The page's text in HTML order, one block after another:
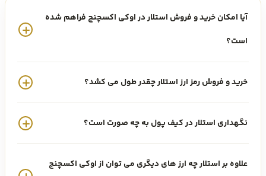
اساس پروتکل لابراتور ریپل ساخته شده است. این بلاکچین در نتیجه یک
خرید ارز XLM
در صورتی که نیاز به سرمایه گذاری در ارز استلار دارید، باید چندین نکته را
رعایت کنید. یکی از مهمترین نکات درخرید Xlm
، انتخاب صرافی معتبر و امن
برای معامله است.
آیا امکان خرید و فروش استلار در اوکی اکسچنج فراهم شده
است؟
خرید و فروش رمز ارز استلار چقدر طول می کشد؟
نگهداری استلار در کیف پول به چه صورت است؟
علاوه بر استلار چه ارز های دیگری می توان از اوکی اکسچنج